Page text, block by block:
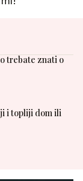
trebate znati o
i topliji dom ili